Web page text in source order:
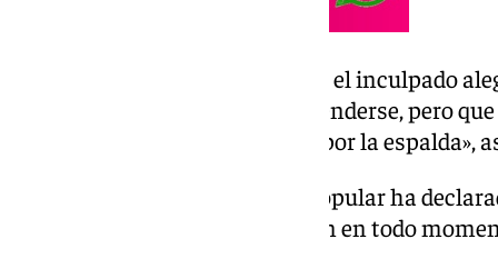
Durante el juicio, recordémoslo, el inculpado
primero y que él actúo para defenderse, pero
de su compañero. «Yo no mato por la espalda»,
Ya por unanimidad, el jurado popular ha
confesado» la autoría del crimen en todo